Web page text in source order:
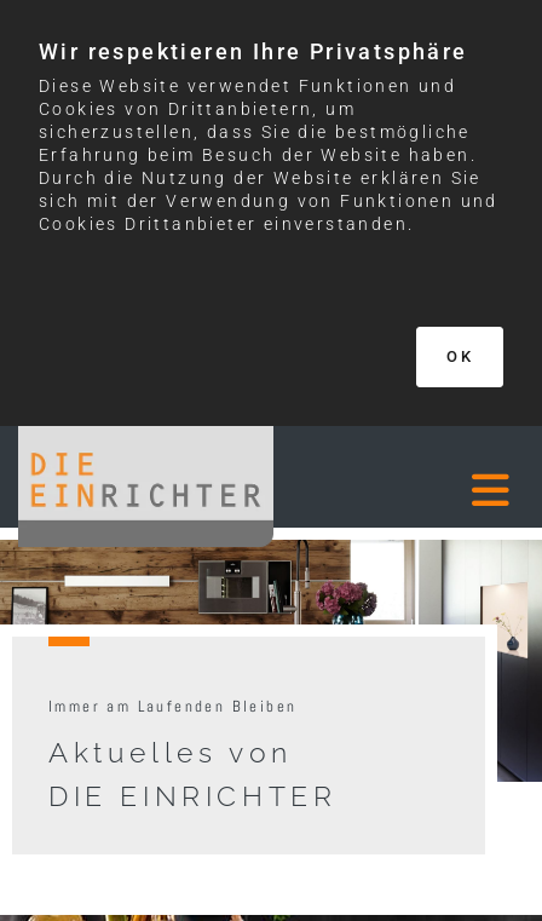
Wir respektieren Ihre Privatsphäre
Diese Website verwendet Funktionen und
Cookies von Drittanbietern, um
sicherzustellen, dass Sie die bestmögliche
Erfahrung beim Besuch der Website haben.
Durch die Nutzung der Website erklären Sie
sich mit der Verwendung von Funktionen und
Cookies Drittanbieter einverstanden.
OK
Immer am Lau­fen­den Blei­ben
Aktuelles von
DIE EINRICHTER